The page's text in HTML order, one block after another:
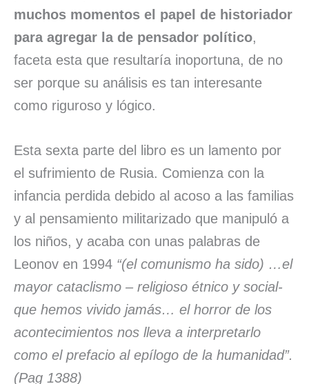
muchos momentos el papel de historiador
para agregar la de pensador político,
faceta esta que resultaría inoportuna, de no
ser porque su análisis es tan interesante
como riguroso y lógico.
Esta sexta parte del libro es un lamento por
el sufrimiento de Rusia. Comienza con la
infancia perdida debido al acoso a las familias
y al pensamiento militarizado que manipuló a
los niños, y acaba con unas palabras de
Leonov en 1994 “(el comunismo ha sido) …el
mayor cataclismo – religioso étnico y social-
que hemos vivido jamás… el horror de los
acontecimientos nos lleva a interpretarlo
como el prefacio al epílogo de la humanidad”.
(Pag 1388)